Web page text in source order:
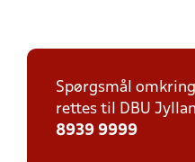
Spørgsmål
rettes til DBU
8939 9999